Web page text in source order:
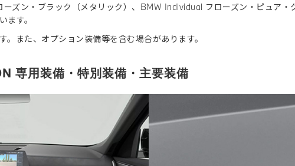
ズン・ブラック（メタリック）、BMW Individual フローズン・ピュア・
す。
また、オプション装備等を含む場合があります。
専用装備・特別装備・主要装備